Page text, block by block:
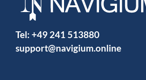
Tel: +49 241 513880
support@navigium.online